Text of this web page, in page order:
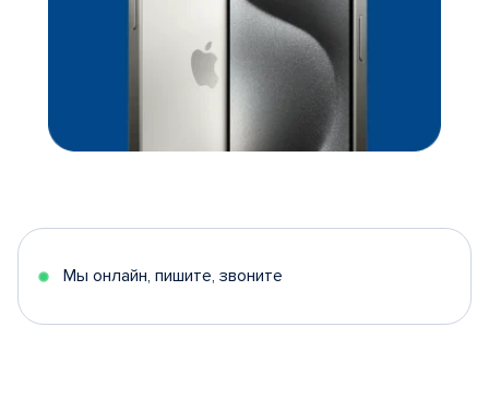
Мы онлайн, пишите, звоните